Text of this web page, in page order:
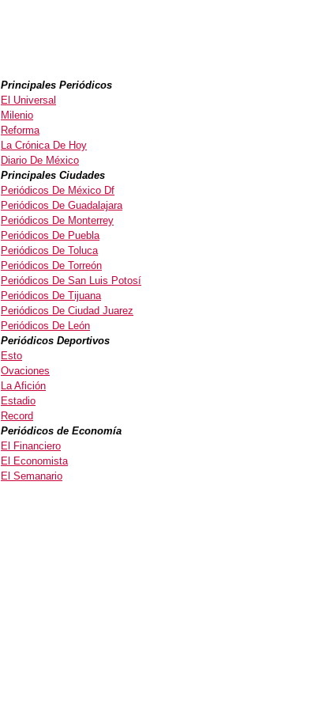
Principales Periódicos
El Universal
Milenio
Reforma
La Crónica De Hoy
Diario De México
Principales Ciudades
Periódicos De México Df
Periódicos De Guadalajara
Periódicos De Monterrey
Periódicos De Puebla
Periódicos De Toluca
Periódicos De Torreón
Periódicos De San Luis Potosí
Periódicos De Tijuana
Periódicos De Ciudad Juarez
Periódicos De León
Periódicos Deportivos
Esto
Ovaciones
La Afición
Estadio
Record
Periódicos de Economía
El Financiero
El Economista
El Semanario